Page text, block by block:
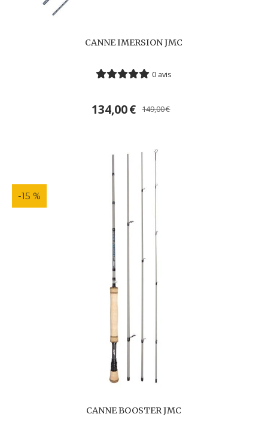
CANNE IMERSION JMC
0 avis
134,00€ 149,00€
-15 %
CANNE BOOSTER JMC